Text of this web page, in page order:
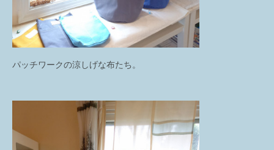
パッチワークの涼しげな布たち。